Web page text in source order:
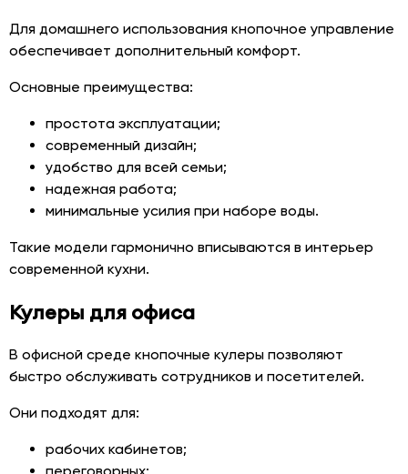
Для домашнего использования кнопочное управление
обеспечивает дополнительный комфорт.
Основные преимущества:
простота эксплуатации;
современный дизайн;
удобство для всей семьи;
надежная работа;
минимальные усилия при наборе воды.
Такие модели гармонично вписываются в интерьер
современной кухни.
Кулеры для офиса
В офисной среде кнопочные кулеры позволяют
быстро обслуживать сотрудников и посетителей.
Они подходят для:
рабочих кабинетов;